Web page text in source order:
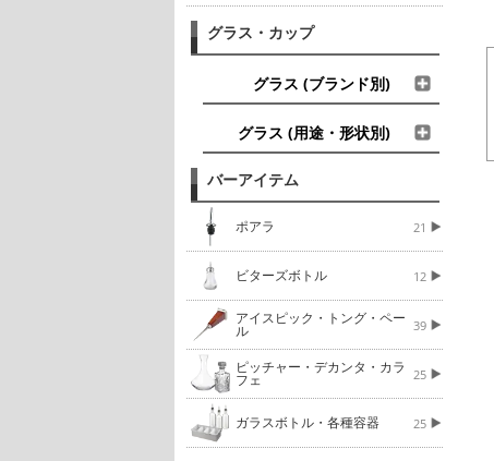
グラス・カップ
グラス (ブランド別)
グラス (用途・形状別)
バーアイテム
ポアラ 21
ビターズボトル 12
アイスピック・トング・ペー
ル 39
ピッチャー・デカンタ・カラ
フェ 25
ガラスボトル・各種容器 25